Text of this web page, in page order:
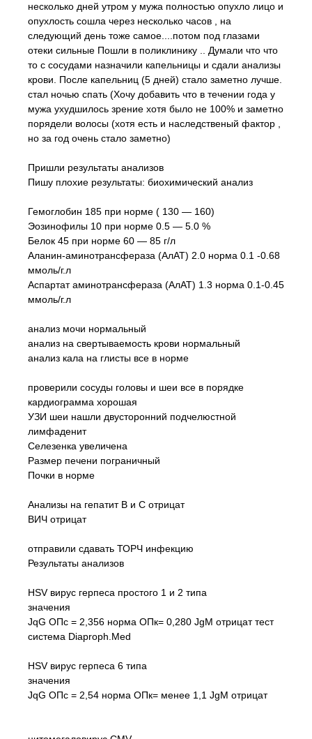
несколько дней утром у мужа полностью опухло лицо и
опухлость сошла через несколько часов , на
следующий день тоже самое....потом под глазами
отеки сильные Пошли в поликлинику .. Думали что что
то с сосудами назначили капельницы и сдали анализы
крови. После капельниц (5 дней) стало заметно лучше.
стал ночью спать (Хочу добавить что в течении года у
мужа ухудшилось зрение хотя было не 100% и заметно
порядели волосы (хотя есть и наследственый фактор ,
но за год очень стало заметно)
Пришли результаты анализов
Пишу плохие результаты: биохимический анализ
Гемоглобин 185 при норме ( 130 — 160)
Эозинофилы 10 при норме 0.5 — 5.0 %
Белок 45 при норме 60 — 85 г/л
Аланин-аминотрансфераза (АлАТ) 2.0 норма 0.1 -0.68
ммоль/г.л
Аспартат аминотрансфераза (АлАТ) 1.3 норма 0.1-0.45
ммоль/г.л
анализ мочи нормальный
анализ на свертываемость крови нормальный
анализ кала на глисты все в норме
проверили сосуды головы и шеи все в порядке
кардиограмма хорошая
УЗИ шеи нашли двусторонний подчелюстной
лимфаденит
Селезенка увеличена
Размер печени пограничный
Почки в норме
Анализы на гепатит В и С отрицат
ВИЧ отрицат
отправили сдавать ТОРЧ инфекцию
Результаты анализов
HSV вирус герпеса простого 1 и 2 типа
значения
JqG ОПс = 2,356 норма ОПк= 0,280 JgM отрицат тест
система Diaproph.Med
HSV вирус герпеса 6 типа
значения
JqG ОПс = 2,54 норма ОПк= менее 1,1 JgM отрицат